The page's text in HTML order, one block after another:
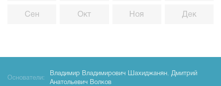
Сен Окт Ноя Дек
Основатели:
Владимир Владимирович Шахиджанян, Дмитрий
Анатольевич Волков